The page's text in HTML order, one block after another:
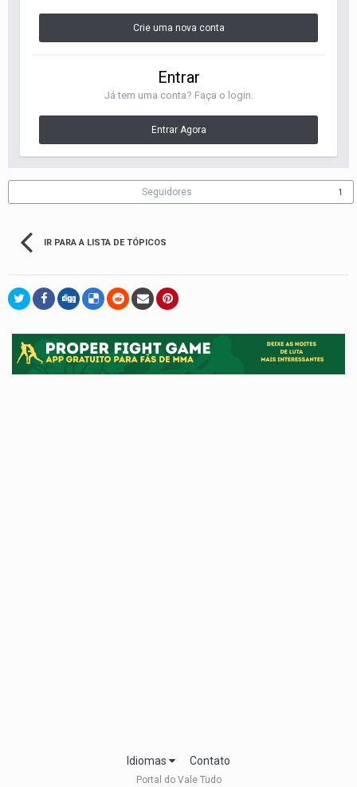
Crie uma nova conta
Entrar
Já tem uma conta? Faça o login.
Entrar Agora
Seguidores 1
IR PARA A LISTA DE TÓPICOS
Idiomas Contato
Portal do Vale Tudo